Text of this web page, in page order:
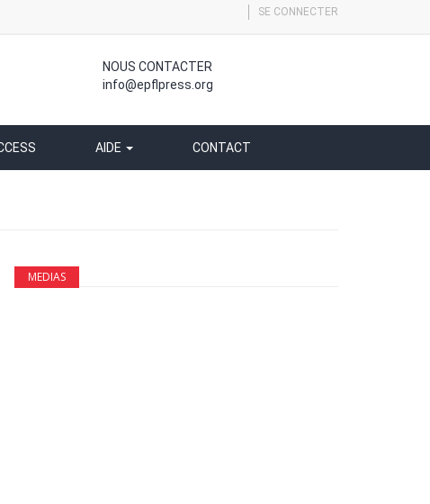
SE CONNECTER
NOUS CONTACTER
info@epflpress.org
AIDE CONTACT
MEDIAS